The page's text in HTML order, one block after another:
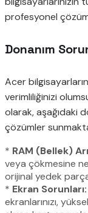
profesyonel
Donanım
Acer
verimliliğinizi
olarak, aşağıdaki
çözümler
* RAM (Bellek)
veya çökmesine
orijinal yedek
* Ekran Sorunları:
ekranlarınızı,